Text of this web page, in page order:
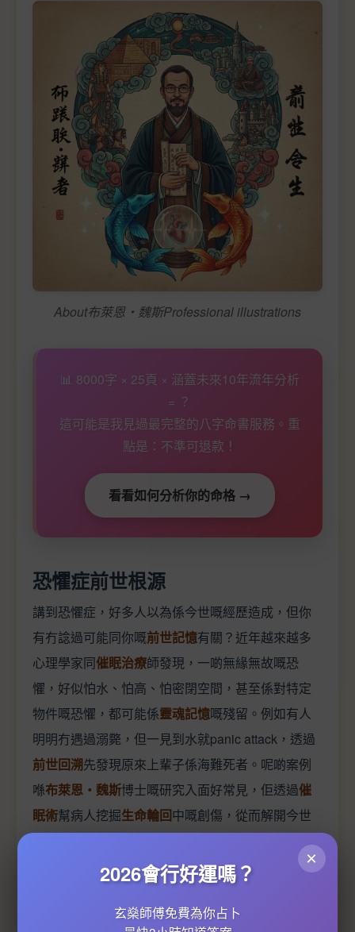
About布萊恩‧魏斯Professional illustrations
📊 8000字 × 25頁 × 涵蓋未來10年流年分析
= ？
這可能是我見過最完整的八字命書服務。重
點是：不準可退款！
看看如何分析你的命格 →
恐懼症前世根源
講到恐懼症，好多人以為係今世嘅經歷造成，但你
有冇諗過可能同你嘅前世記憶有關？近年越來越多
心理學家同催眠治療師發現，一啲無緣無故嘅恐
懼，好似怕水、怕高、怕密閉空間，甚至係對特定
物件嘅恐懼，都可能係靈魂記憶嘅殘留。例如有人
明明冇遇過溺斃，但一見到水就panic attack，透過
前世回溯先發現原來上輩子係海難死者。呢啲案例
喺布萊恩‧魏斯博士嘅研究入面好常見，佢透過催
眠術幫病人挖掘生命輪回中嘅創傷，從而解開今世
香港唔少人會去求算命服務或者米卦占卜
己係咪有啲「業」未清。其實恐懼症嘅根源有時就
×
2026會行好運嗎？
玄燊師傅免費為你占卜